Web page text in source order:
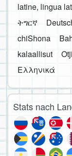
latine, lingua
ትግርኛ
chiShona
kalaallisut
Ελληνικά
Stats nach